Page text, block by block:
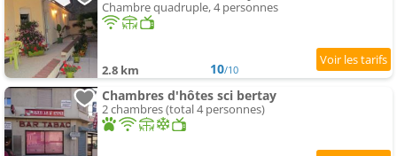
Chambre quadruple, 4 personnes
2.8 km 10/10
Chambres d'hôtes sci bertay
2 chambres (total 4 personnes)